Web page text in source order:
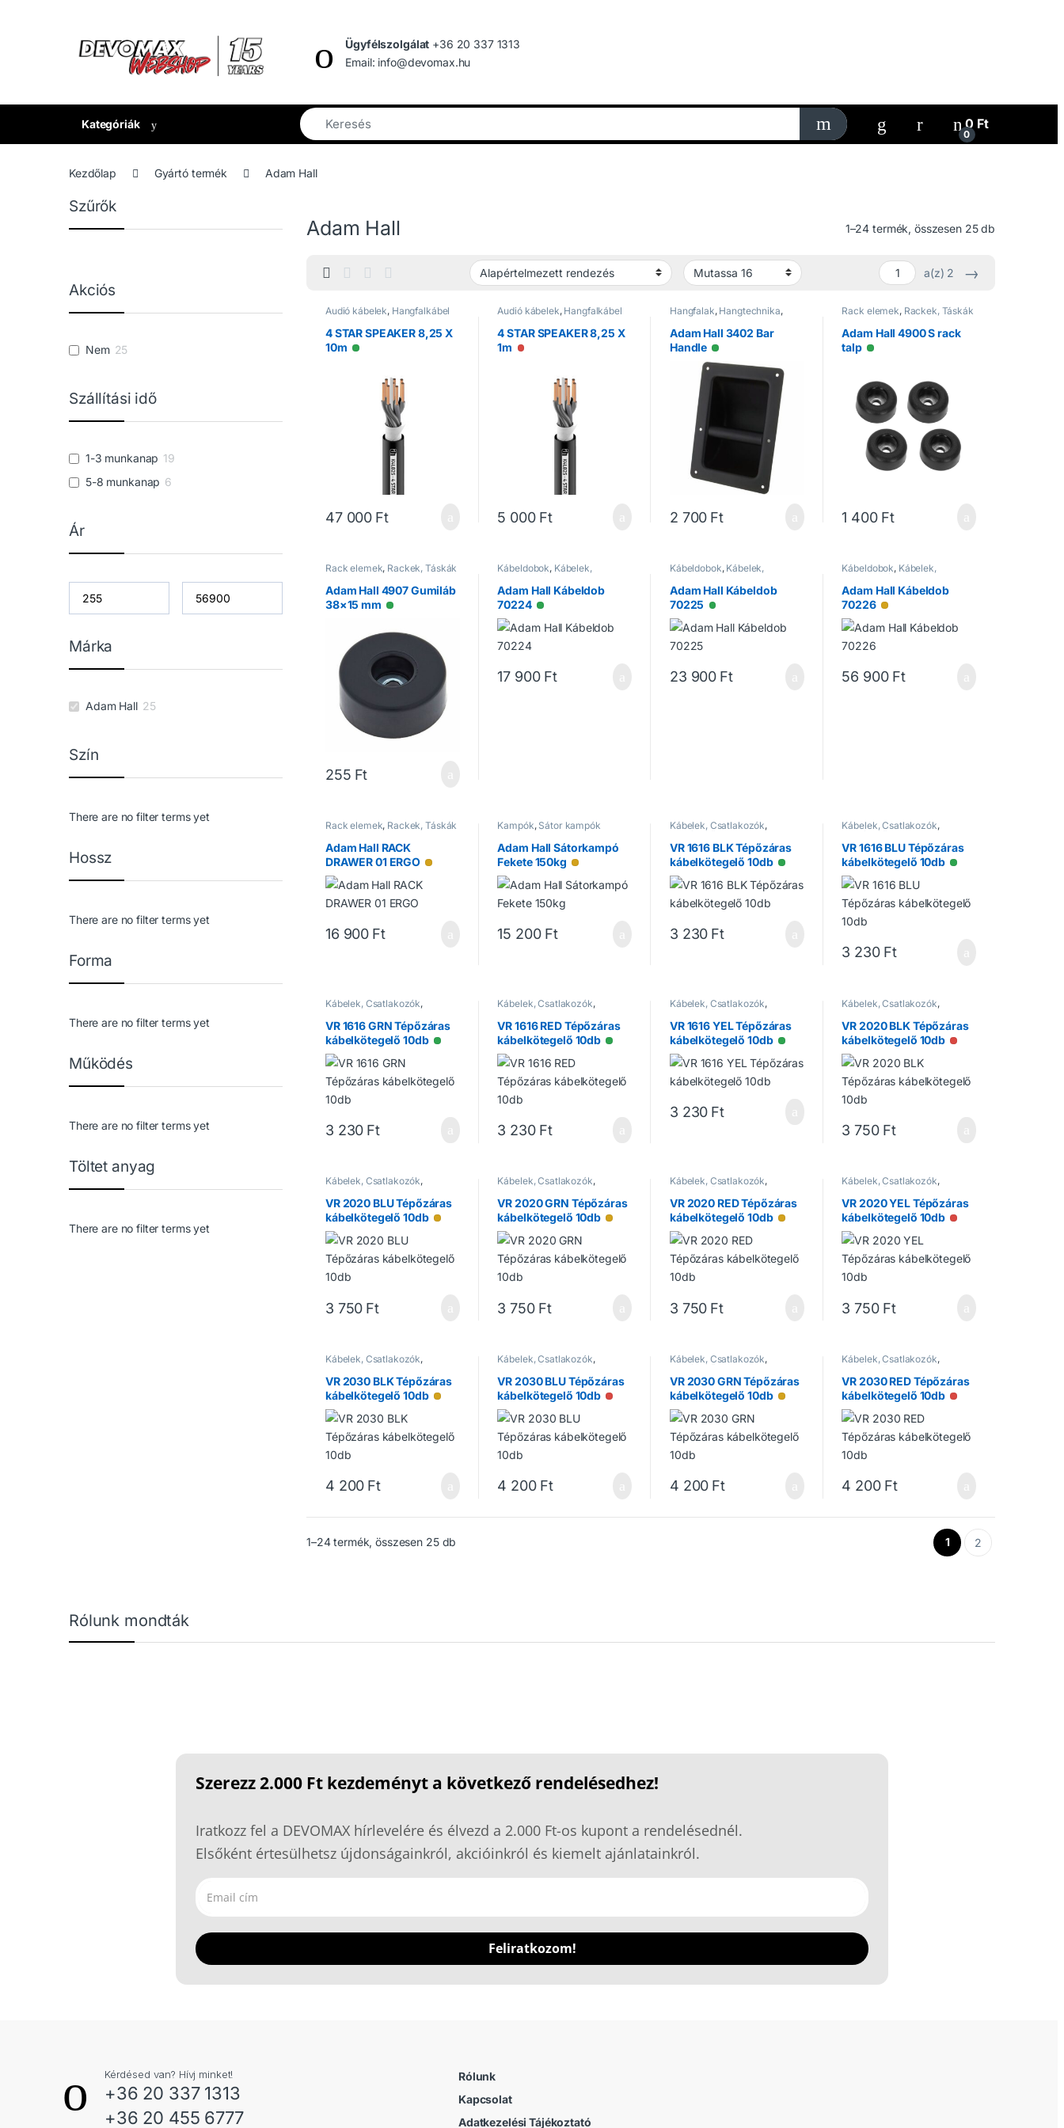
Ügyfélszolgálat +36 20 337 1313
Email: info@devomax.hu
Kategóriák My Account
0
0 Ft
Kezdőlap Gyártó termék Adam Hall
Adam Hall 1–24 termék, összesen 25 db
a(z) 2 →
Audió kábelek, Hangfalkábel
Kábelek,
Csatlakozók
4 STAR SPEAKER 8,25 X
10m Elérhető
47 000 Ft
Audió kábelek, Hangfalkábel
Kábelek,
Csatlakozók
4 STAR SPEAKER 8,25 X
1m
Nincs raktáron
5 000 Ft
Hangfalak, Hangtechnika,
Kiegészítők
Adam Hall 3402 Bar
Handle Elérhető
2 700 Ft
Rack elemek, Rackek, Táskák
Adam Hall 4900 S rack
talp Elérhető
1 400 Ft
Rack elemek, Rackek, Táskák
Adam Hall 4907 Gumiláb
38×15 mm Elérhető
255 Ft
Kábeldobok, Kábelek,
Adam Hall Kábeldob
70224 Elérhető
17 900 Ft
Kábeldobok, Kábelek,
Adam Hall Kábeldob
70225
Elérhető
23 900 Ft
Kábeldobok, Kábelek,
Adam Hall Kábeldob
70226 Alacsony raktárkészlet
56 900 Ft
Rack elemek, Rackek, Táskák
Adam Hall RACK
DRAWER 01 ERGO Alacsony raktárkészlet
16 900 Ft
Kampók, Sátor kampók
Adam Hall Sátorkampó
Fekete 150kg Alacsony raktárkészlet
15 200 Ft
Kábelek, Csatlakozók,
VR 1616 BLK Tépőzáras
kábelkötegelő 10db Elérhető
3 230 Ft
Kábelek, Csatlakozók,
VR 1616 BLU Tépőzáras
kábelkötegelő 10db Elérhető
3 230 Ft
Kábelek, Csatlakozók,
VR 1616 GRN Tépőzáras
kábelkötegelő 10db Elérhető
3 230 Ft
Kábelek, Csatlakozók,
VR 1616 RED Tépőzáras
kábelkötegelő 10db Elérhető
3 230 Ft
Kábelek, Csatlakozók,
VR 1616 YEL Tépőzáras
kábelkötegelő 10db Elérhető
3 230 Ft
Kábelek, Csatlakozók,
VR 2020 BLK Tépőzáras
kábelkötegelő 10db Nincs raktáron
3 750 Ft
Kábelek, Csatlakozók,
VR 2020 BLU Tépőzáras
kábelkötegelő 10db Alacsony raktárkészlet
3 750 Ft
Kábelek, Csatlakozók,
VR 2020 GRN Tépőzáras
kábelkötegelő 10db Alacsony raktárkészlet
3 750 Ft
Kábelek, Csatlakozók,
VR 2020 RED Tépőzáras
kábelkötegelő 10db Alacsony raktárkészlet
3 750 Ft
Kábelek, Csatlakozók,
VR 2020 YEL Tépőzáras
kábelkötegelő 10db Nincs raktáron
3 750 Ft
Kábelek, Csatlakozók,
VR 2030 BLK Tépőzáras
kábelkötegelő 10db Alacsony raktárkészlet
4 200 Ft
Kábelek, Csatlakozók,
VR 2030 BLU Tépőzáras
kábelkötegelő 10db Nincs raktáron
4 200 Ft
Kábelek, Csatlakozók,
VR 2030 GRN Tépőzáras
kábelkötegelő 10db Alacsony raktárkészlet
4 200 Ft
Kábelek, Csatlakozók,
VR 2030 RED Tépőzáras
kábelkötegelő 10db Nincs raktáron
4 200 Ft
1–24 termék, összesen 25 db 1 2
Szűrők
Akciós
Nem 25
Szállítási idő
1-3 munkanap 19
5-8 munkanap 6
Ár
Márka
Adam Hall 25
Szín
There are no filter terms yet
Hossz
There are no filter terms yet
Forma
There are no filter terms yet
Működés
There are no filter terms yet
Töltet anyag
There are no filter terms yet
Márkák karusszel
Rólunk mondták
Szerezz 2.000 Ft kezdeményt a következő rendelésedhez!
Iratkozz fel a DEVOMAX hírlevelére és élvezd a 2.000 Ft-os kupont a rendelésednél.
Elsőként értesülhetsz újdonságainkról, akcióinkról és kiemelt ajánlatainkról.
Feliratkozom!
Kérdésed van? Hívj minket!
+36 20 337 1313
+36 20 455 6777
Rólunk
Kapcsolat
Adatkezelési Tájékoztató